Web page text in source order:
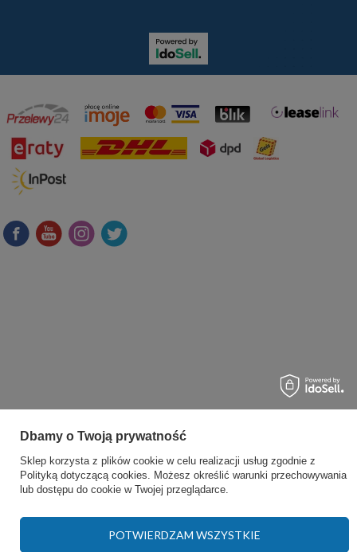
Dbamy o Twoją prywatność
Sklep korzysta z plików cookie w celu realizacji usług zgodnie z
Polityką dotyczącą cookies. Możesz określić warunki przechowywania
lub dostępu do cookie w Twojej przeglądarce.
POTWIERDZAM WSZYSTKIE